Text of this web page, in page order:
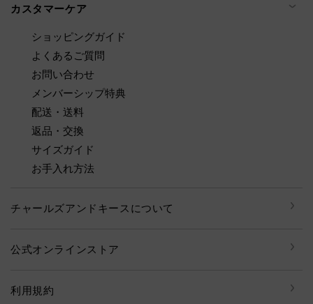
カスタマーケア
ショッピングガイド
よくあるご質問
お問い合わせ
メンバーシップ特典
配送・送料
返品・交換
サイズガイド
お手入れ方法
チャールズアンドキースについて
公式オンラインストア
利用規約